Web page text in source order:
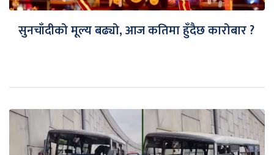
सुनचाँदीको मूल्य बढ्यो, आज कतिमा हुँदैछ कारोबार ?